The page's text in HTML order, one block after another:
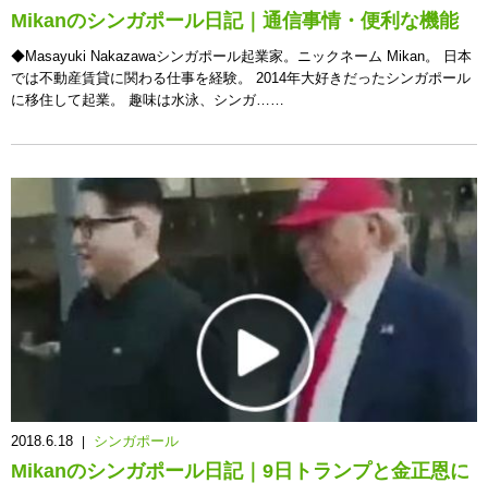
Mikanのシンガポール日記｜通信事情・便利な機能
◆Masayuki Nakazawaシンガポール起業家。ニックネーム Mikan。 日本
では不動産賃貸に関わる仕事を経験。 2014年大好きだったシンガポール
に移住して起業。 趣味は水泳、シンガ……
2018.6.18 シンガポール
Mikanのシンガポール日記｜9日トランプと金正恩に